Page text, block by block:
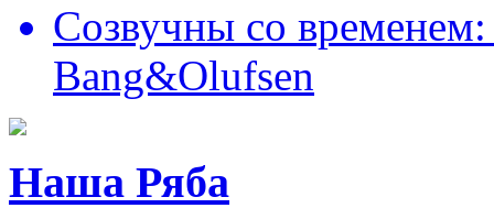
Созвучны со временем:
Bang&Olufsen
Наша Ряба